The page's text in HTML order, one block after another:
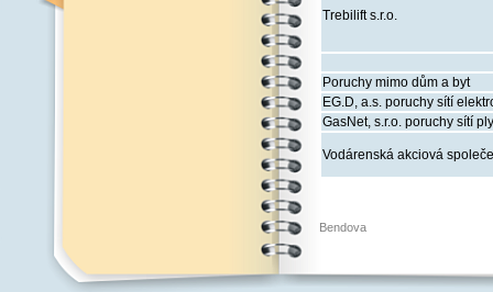
Trebilift s.r.o.
Poruchy mimo dům a byt
EG.D, a.s. poruchy sítí
GasNet, s.r.o. poruchy sítí
Vodárenská akciová
Bendova